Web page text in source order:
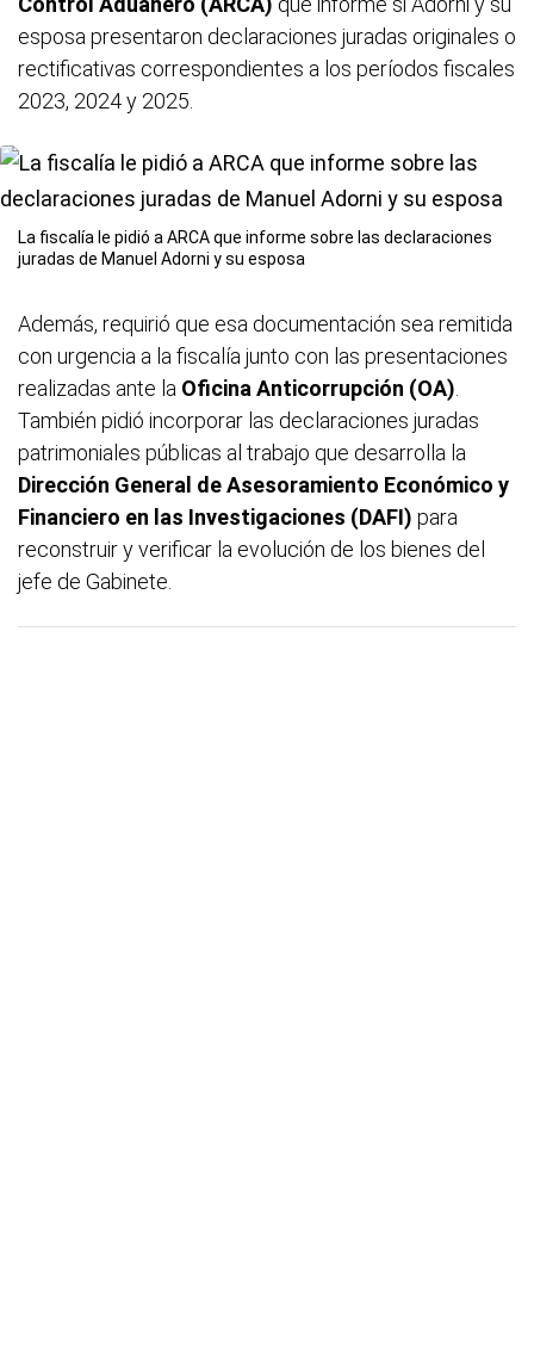
esposa presentaron declaraciones juradas originales o
rectificativas correspondientes a los períodos fiscales
2023, 2024 y 2025.
La fiscalía le pidió a ARCA que informe sobre las declaraciones
juradas de Manuel Adorni y su esposa
Además, requirió que esa documentación sea remitida
con urgencia a la fiscalía junto con las presentaciones
realizadas ante la Oficina Anticorrupción (OA)
También pidió incorporar las declaraciones juradas
patrimoniales públicas al trabajo que desarrolla la
Dirección General de Asesoramiento Económico y
Financiero en las Investigaciones (DAFI) para
reconstruir y verificar la evolución de los bienes del
jefe de Gabinete.